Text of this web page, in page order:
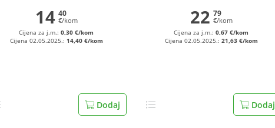
14 40
€/kom
Cijena za j.m.:0,30 €/kom
Cijena 02.05.2025.: 14,40 €/kom
Dodaj
22 79
€/kom
Cijena za j.m.:0,67 €/kom
Cijena 02.05.2025.: 21,63 €/kom
Dodaj